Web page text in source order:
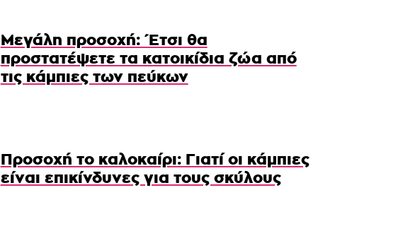
Μεγάλη προσοχή: Έτσι θα
προστατέψετε τα κατοικίδια ζώα από
τις κάμπιες των πεύκων
Προσοχή το καλοκαίρι: Γιατί οι κάμπιες
είναι επικίνδυνες για τους σκύλους